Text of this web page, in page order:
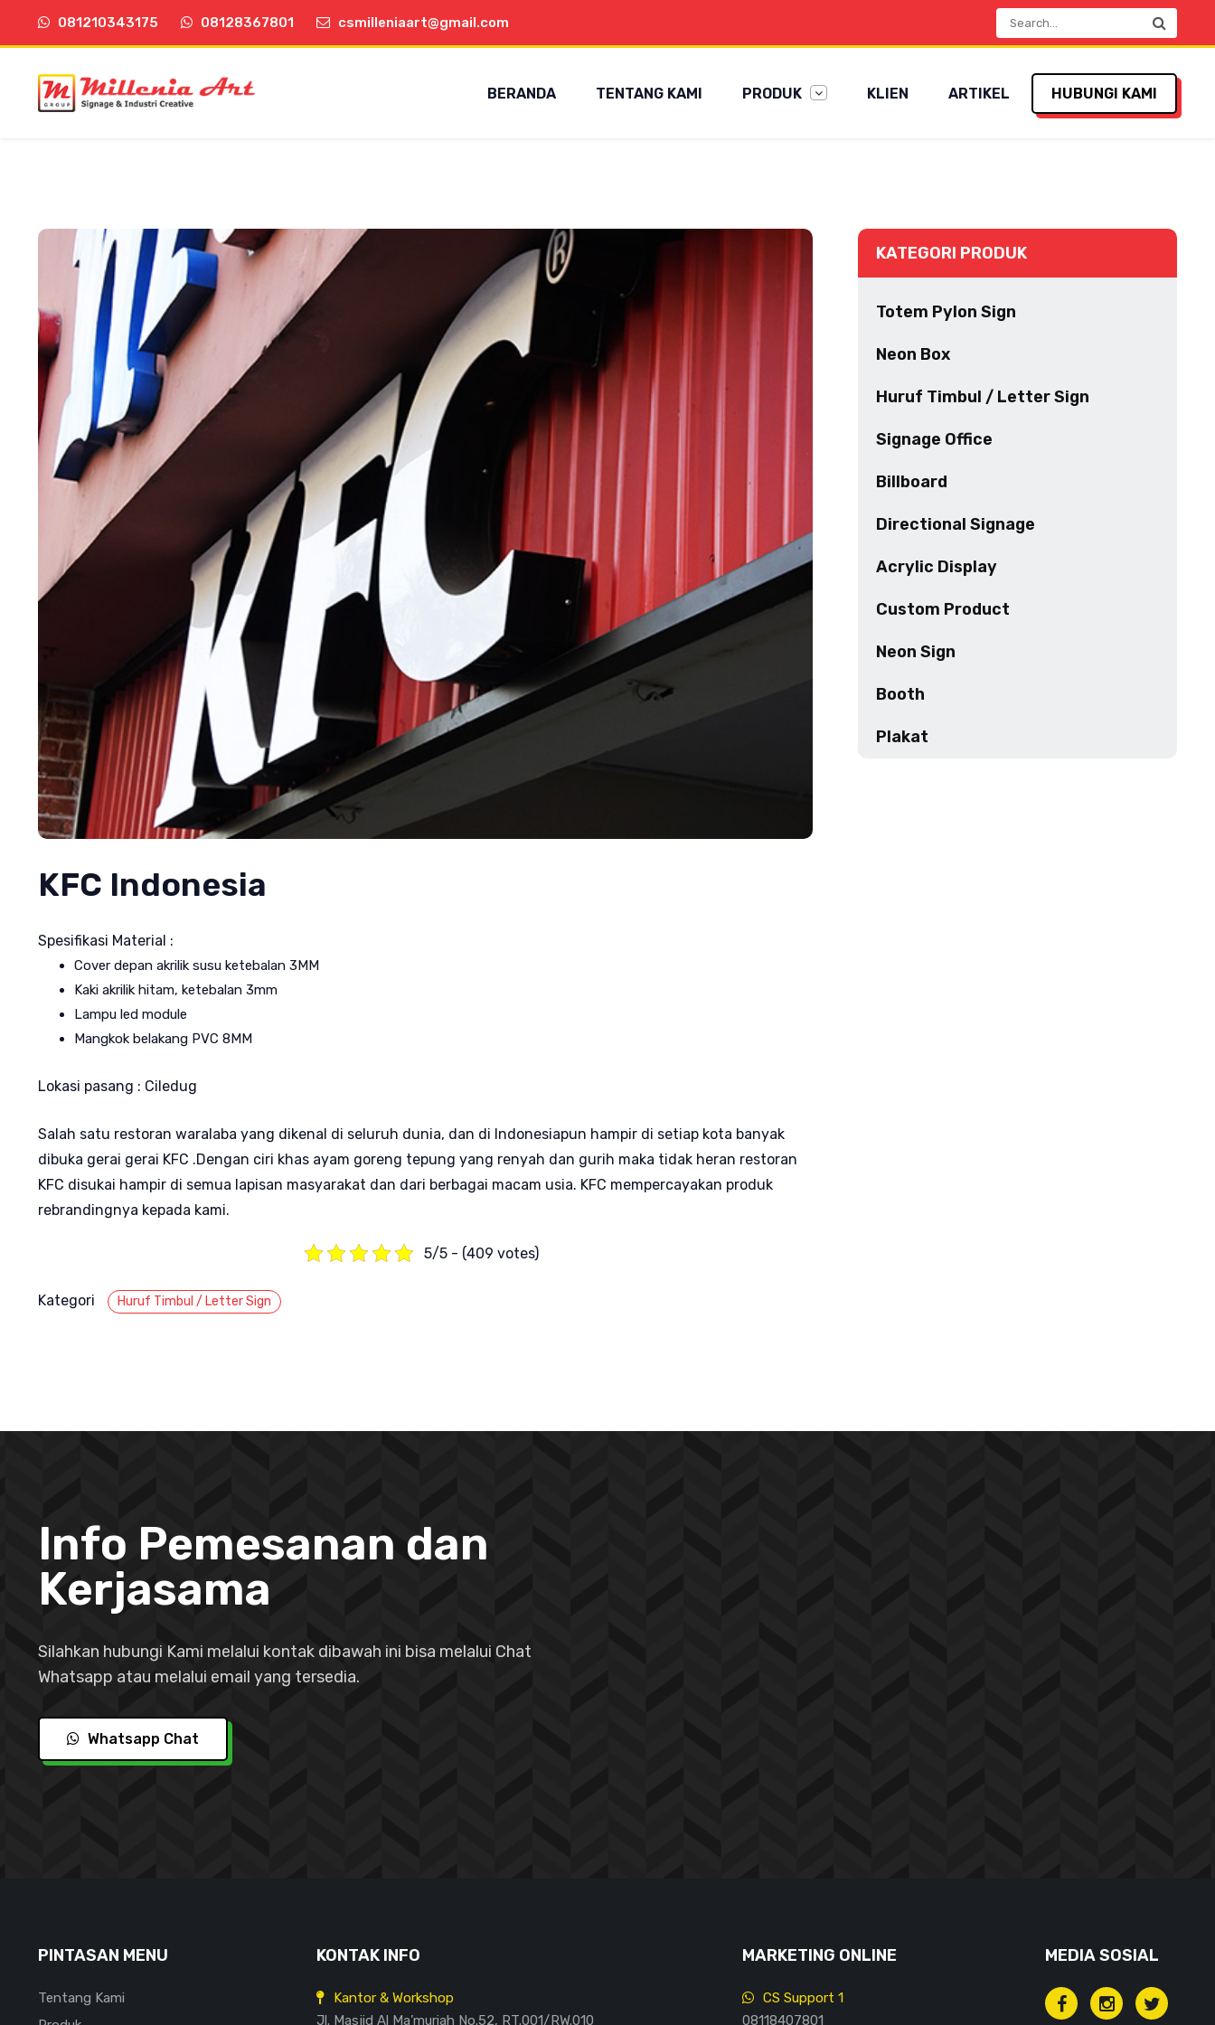
081210343175 08128367801 csmilleniaart@gmail.com
BERANDA TENTANG KAMI PRODUK KLIEN ARTIKEL HUBUNGI KAMI
KFC Indonesia
Spesifikasi Material :
Cover depan akrilik susu ketebalan 3MM
Kaki akrilik hitam, ketebalan 3mm
Lampu led module
Mangkok belakang PVC 8MM
Lokasi pasang : Ciledug
Salah satu restoran waralaba yang dikenal di seluruh dunia, dan di Indonesiapun hampir di setiap kota banyak
dibuka gerai gerai KFC .Dengan ciri khas ayam goreng tepung yang renyah dan gurih maka tidak heran restoran
KFC disukai hampir di semua lapisan masyarakat dan dari berbagai macam usia. KFC mempercayakan produk
rebrandingnya kepada kami.
5/5 - (409 votes)
Kategori Huruf Timbul / Letter Sign
KATEGORI PRODUK
Totem Pylon Sign
Neon Box
Huruf Timbul / Letter Sign
Signage Office
Billboard
Directional Signage
Acrylic Display
Custom Product
Neon Sign
Booth
Plakat
Info Pemesanan dan
Kerjasama
Silahkan hubungi Kami melalui kontak dibawah ini bisa melalui Chat
Whatsapp atau melalui email yang tersedia.
Whatsapp Chat
PINTASAN MENU
Tentang Kami
KONTAK INFO
Kantor & Workshop
Jl. Masjid Al Ma’muriah No.52, RT.001/RW.010
MARKETING ONLINE
CS Support 1
08118407801
MEDIA SOSIAL